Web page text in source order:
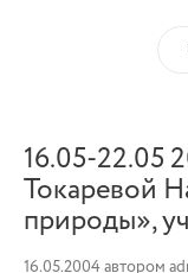
16.05-22.05
Токаревой
природы»,
16.05.2004автором